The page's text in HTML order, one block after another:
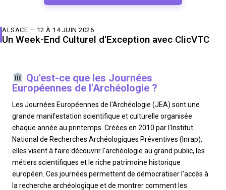
ALSACE — 12 À 14 JUIN 2026
Un Week-End Culturel d'Exception avec ClicVTC
Qu'est-ce que les Journées
Européennes de l'Archéologie ?
Les Journées Européennes de l'Archéologie (JEA) sont une
grande manifestation scientifique et culturelle organisée
chaque année au printemps. Créées en 2010 par l'Institut
National de Recherches Archéologiques Préventives (Inrap),
elles visent à faire découvrir l'archéologie au grand public, les
métiers scientifiques et le riche patrimoine historique
européen. Ces journées permettent de démocratiser l'accès à
la recherche archéologique et de montrer comment les